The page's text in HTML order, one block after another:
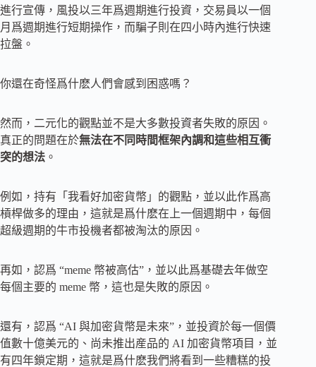
進行宣傳，風投以三年爲週期進行投資，交易員以一個
月爲週期進行短期操作，而騙子則在四小時內進行快速
拉盤。
你還在奇怪爲什麽人們會感到困惑嗎？
然而，二元化的觀點並不是大多數投資者失敗的原因。
真正的問題在於無法在不同時間框架內調和這些相互衝
突的想法 。
例如，持有「我看好加密貨幣」的觀點，並以此作爲高
槓桿做多的理由，這就是爲什麽在上一個週期中，每個
超級週期的牛市投機者都被淘汰的原因。
再如，認爲 “meme 幣被高估”，並以此爲基礎去年做空
每個主要的 meme 幣，這也是失敗的原因。
還有，認爲 “AI 與加密貨幣是未來”，並投資於每一個價
值數十億美元的、尚未推出産品的 AI 加密貨幣項目，並
有四年鎖定期，這就是爲什麽我們將看到一些糟糕的投